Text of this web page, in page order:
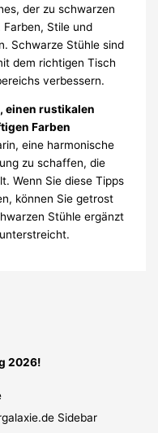
der zu schwarzen
Stile und
Schwarze Stühle sind
dem richtigen Tisch
verbessern.
einen rustikalen
Farben
eine harmonische
zu schaffen, die
Wenn Sie diese Tipps
können Sie getrost
Stühle ergänzt
2026!